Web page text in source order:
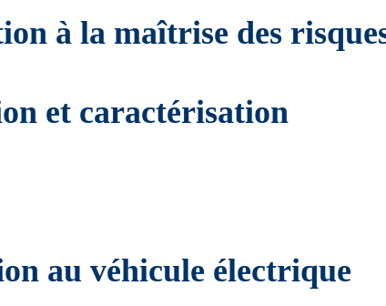
à la maîtrise des
et caractérisation
au véhicule électrique